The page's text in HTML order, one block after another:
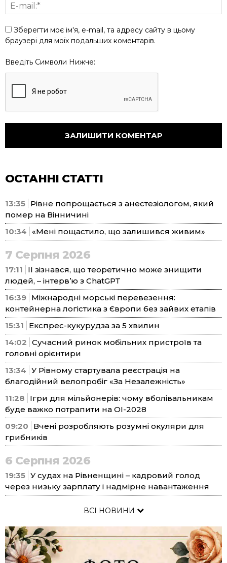
Зберегти моє ім'я, e-mail, та адресу сайту в цьому
браузері для моїх подальших коментарів.
Введіть Символи Нижче:
ОСТАННІ СТАТТІ
13:35 Рівне попрощається з анестезіологом, який
помер на Вінничині
10:34
«Мені пощастило, що залишився живим»
7 Серпня 2026
17:11
ІІ зізнався, що теоретично може знищити
людей, – інтерв’ю з ChatGPT
16:39 Міжнародні морські перевезення:
контейнерна логістика з Європи без зайвих етапів
15:31
Експрес-кукурудза за 5 хвилин
14:02 Сучасний ринок мобільних пристроїв та
головні орієнтири
13:34 У Рівному стартувала реєстрація на
благодійний велопробіг «За Незалежність»
11:28
Ігри для мільйонерів: чому вболівальникам
буде важко потрапити на ОІ-2028
09:20
Вчені розробляють розумні окуляри для
грибників
6 Серпня 2026
19:35 У судах на Рівненщині – кадровий голод
через низьку зарплату і надмірне навантаження
ВСІ НОВИНИ